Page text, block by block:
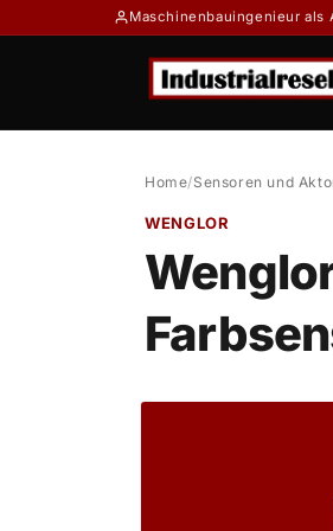
Maschinenbauingenieur als
Home/Sensoren und
WENGLOR